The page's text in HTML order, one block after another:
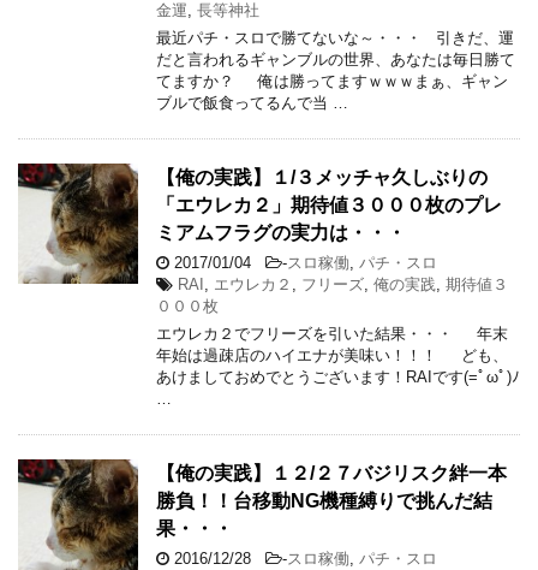
金運, 長等神社
最近パチ・スロで勝てないな～・・・ 引きだ、運
だと言われるギャンブルの世界、あなたは毎日勝て
てますか？ 俺は勝ってますｗｗｗまぁ、ギャン
ブルで飯食ってるんで当 …
【俺の実践】１/３メッチャ久しぶりの
「エウレカ２」期待値３０００枚のプレ
ミアムフラグの実力は・・・
2017/01/04 -スロ稼働, パチ・スロ
RAI , エウレカ２ , フリーズ, 俺の実践, 期待値３
０００枚
エウレカ２でフリーズを引いた結果・・・ 年末
年始は過疎店のハイエナが美味い！！！ ども、
あけましておめでとうございます！RAIです(=ﾟωﾟ)ﾉ
…
【俺の実践】１２/２７バジリスク絆一本
勝負！！台移動NG機種縛りで挑んだ結
果・・・
2016/12/28 -スロ稼働, パチ・スロ